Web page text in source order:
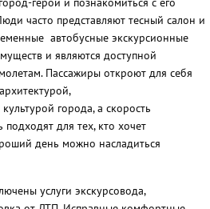
герой и познакомиться с его
часто представляют тесный салон и
автобусные экскурсионные
и являются доступной
Пассажиры откроют для себя
города, а скорость
для тех, кто хочет
день можно насладиться
услуги экскурсовода,